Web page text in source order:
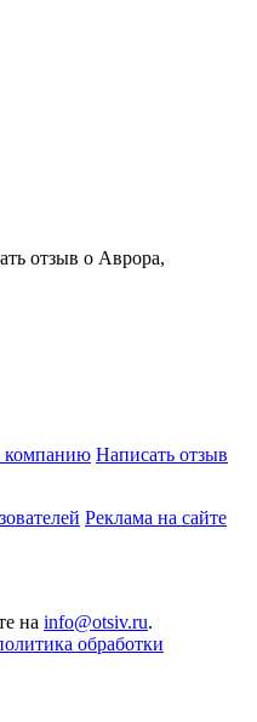
отзыв о Аврора,
компанию Написать отзыв
Реклама на сайте
на info@otsiv.ru.
обработки